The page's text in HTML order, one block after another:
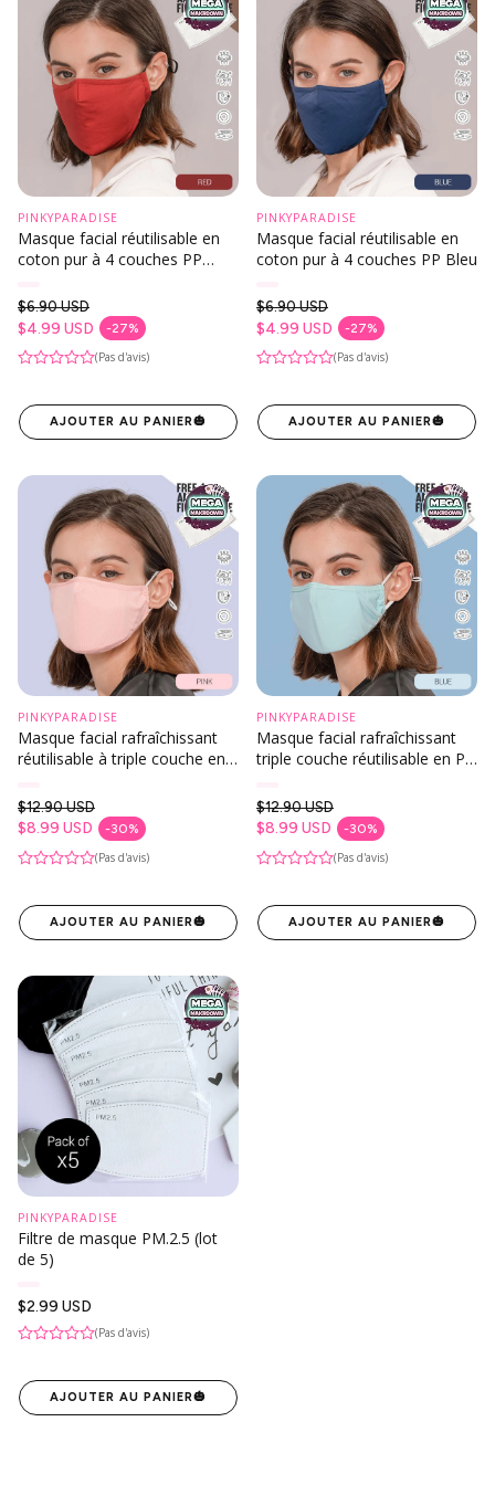
PINKYPARADISE
Masque facial réutilisable en
coton pur à 4 couches PP
$4.99 USD -27%
Prix en solde
Prix habituel
$6.90 USD
(Pas d'avis)
AJOUTER AU PANIER🎃
PINKYPARADISE
Masque facial réutilisable en
coton pur à 4 couches PP Bleu
$4.99 USD -27%
Prix en solde
Prix habituel
$6.90 USD
(Pas d'avis)
AJOUTER AU PANIER🎃
PINKYPARADISE
Masque facial rafraîchissant
réutilisable à triple couche en
$8.99 USD -30%
Prix en solde
Prix habituel
$12.90 USD
(Pas d'avis)
AJOUTER AU PANIER🎃
PINKYPARADISE
Masque facial rafraîchissant
triple couche réutilisable en PP
$8.99 USD -30%
Prix en solde
Prix habituel
$12.90 USD
(Pas d'avis)
AJOUTER AU PANIER🎃
PINKYPARADISE
Filtre de masque PM.2.5 (lot
de 5)
Prix
habituel
$2.99 USD
(Pas d'avis)
AJOUTER AU PANIER🎃